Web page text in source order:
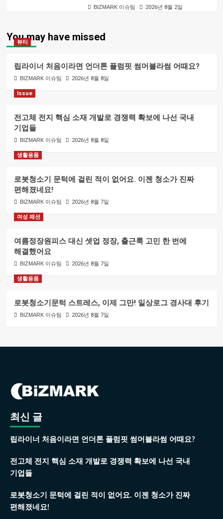
BIZMARK 이슈팀 2026년 8월 2일
You may have missed
뷰티
립라이너 처음이라면 언더톤 플럼핏 썸머블라썸 어때요?
BIZMARK 이슈팀 2026년 8월 8일
Issue
전고체 전지 핵심 소재 개발로 경쟁력 확보에 나선 국내
기업들
BIZMARK 이슈팀 2026년 8월 8일
생활용품
로봇청소기 문턱에 걸린 적이 없어요. 이젠 청소가 진짜
편해졌네요!
BIZMARK 이슈팀 2026년 8월 7일
여성 패션
여름정장원피스 대신 셋업 정장, 출근룩 고민 한 번에
해결했어요
BIZMARK 이슈팀 2026년 8월 7일
생활용품
로봇청소기문턱 스트레스, 이제 그만! 일상로그 경사대 후기
BIZMARK 이슈팀 2026년 8월 7일
최신 글
립라이너 처음이라면 언더톤 플럼핏 썸머블라썸 어때요?
전고체 전지 핵심 소재 개발로 경쟁력 확보에 나선 국내
기업들
로봇청소기 문턱에 걸린 적이 없어요. 이젠 청소가 진짜
편해졌네요!